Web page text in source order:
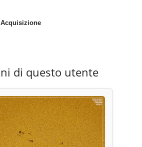
di questo utente